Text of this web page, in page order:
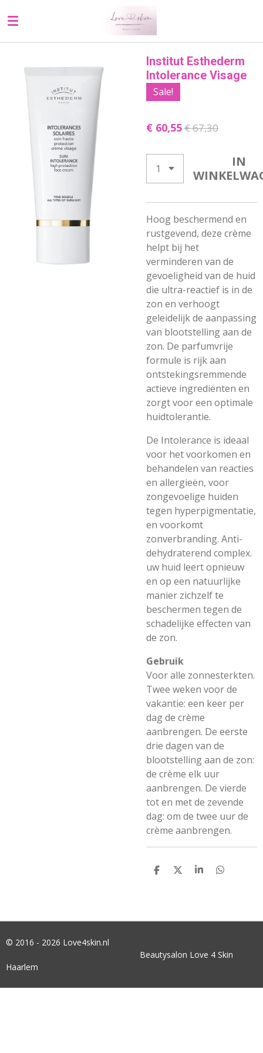
direct
hoofdinhoud
Institut Esthederm
Intolerance Visage
Sale!
€ 60,55€ 67,30
IN
Hoog beschermend en
rustgevend, deze crème
helpt bij het ​​
verminderen van de
gevoeligheid van de huid
die ultra-reactief is in de
zon en verhoogt
geleidelijk de aanpassing
van blootstelling aan de
zon. De parfumvrije
formule is rijk aan
ontstekingsremmende
actieve ingrediënten en
zorgt voor een optimale
huidtolerantie.
De Intolerance is ideaal
voor het voorkomen en
behandelen van reacties
en allergieën, voor
zongevoelige huiden
tegen hyperpigmentatie,
en voorkomt
zonverbranding. Anti-
dehydraterend complex.
uw huid leert opnieuw
en op een natuurlijke
manier zichzelf te
beschermen tegen de
schadelijke effecten van
de zon.
Gebruik
Voor alle zonnesterkten.
Twee weken voor de
vakantie: een keer per
dag de crème
aanbrengen. De eerste
drie dagen van de
blootstelling aan de zon:
de crème elk uur
aanbrengen. De vierde
tot en met de zevende
dag: om de twee uur de
crème aanbrengen.
D
D
S
D
© 2016 - 2026 Love4skin.nl
Beautysalon Love 4 Skin
Haarlem